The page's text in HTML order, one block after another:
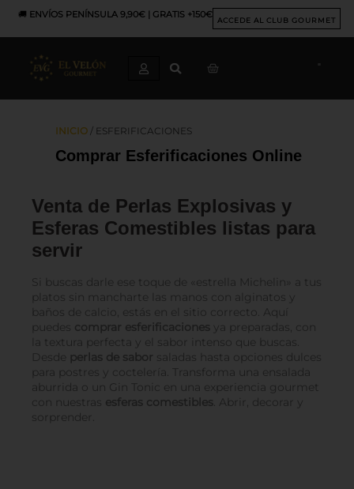
contenido
🚚 ENVÍOS PENÍNSULA 9,90€ | GRATIS +150€
ACCEDE AL CLUB GOURMET
CART
INICIO / ESFERIFICACIONES
Comprar Esferificaciones Online
Venta de Perlas Explosivas y
Esferas Comestibles listas para
servir
Si buscas darle ese toque de «estrella Michelin» a tus
platos sin mancharte las manos con alginatos y
baños de calcio, estás en el sitio correcto. Aquí
puedes comprar esferificaciones ya preparadas, con
la textura perfecta y el sabor intenso que buscas.
Desde
perlas de sabor
saladas hasta opciones dulces
para postres y coctelería. Transforma una ensalada
aburrida o un Gin Tonic en una experiencia gourmet
con nuestras esferas comestibles. Abrir, decorar y
sorprender.